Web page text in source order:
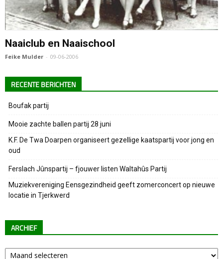
Naaiclub en Naaischool
Feike Mulder - 09-06-2006
RECENTE BERICHTEN
Boufak partij
Mooie zachte ballen partij 28 juni
K.F. De Twa Doarpen organiseert gezellige kaatspartij voor jong en
oud
Ferslach Jûnspartij – fjouwer listen Waltahûs Partij
Muziekvereniging Eensgezindheid geeft zomerconcert op nieuwe
locatie in Tjerkwerd
ARCHIEF
Archief